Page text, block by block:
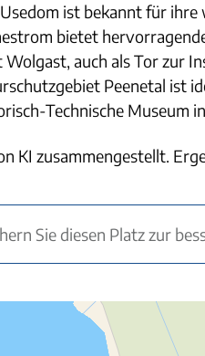
ist bekannt für
bietet
Wolgast, auch als Tor zur
Peenetal ist
Technische Museum
KI zusammengestellt.
Sie diesen Platz zur